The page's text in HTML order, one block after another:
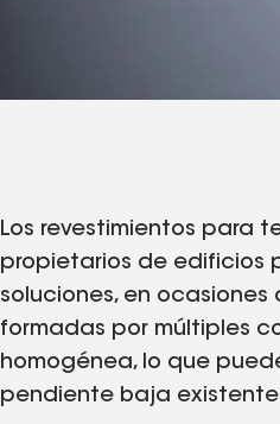
Los revestimientos para
propietarios de edificios
soluciones, en ocasiones
formadas por múltiples
homogénea, lo que
pendiente baja